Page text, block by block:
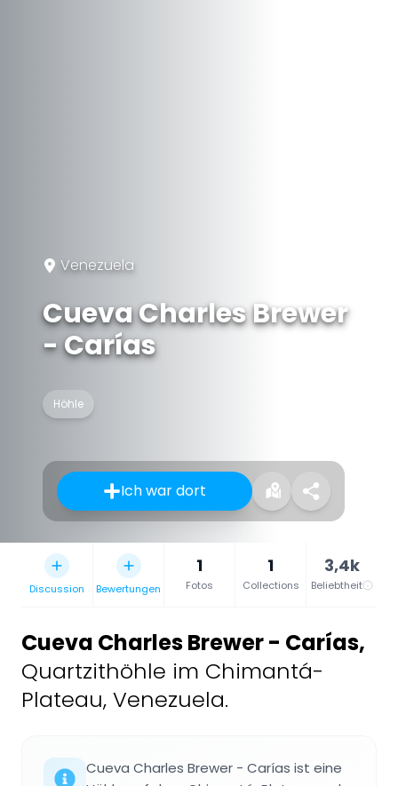
Venezuela
Cueva Charles Brewer
- Carías
Höhle
Ich war dort
Discussion Bewertungen
1
Fotos
1
Collections
3,4k
Beliebtheit
Cueva Charles Brewer - Carías,
Quartzithöhle im Chimantá-
Plateau, Venezuela.
Cueva Charles Brewer - Carías ist eine